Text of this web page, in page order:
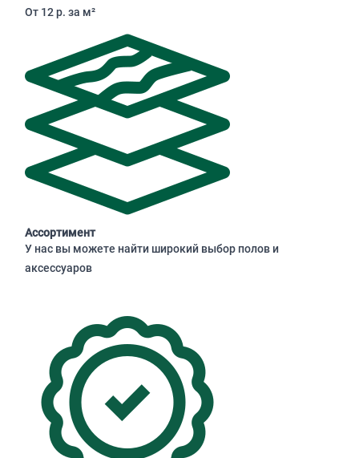
От 12 р. за м²
Ассортимент
У нас вы можете найти широкий выбор полов и
аксессуаров